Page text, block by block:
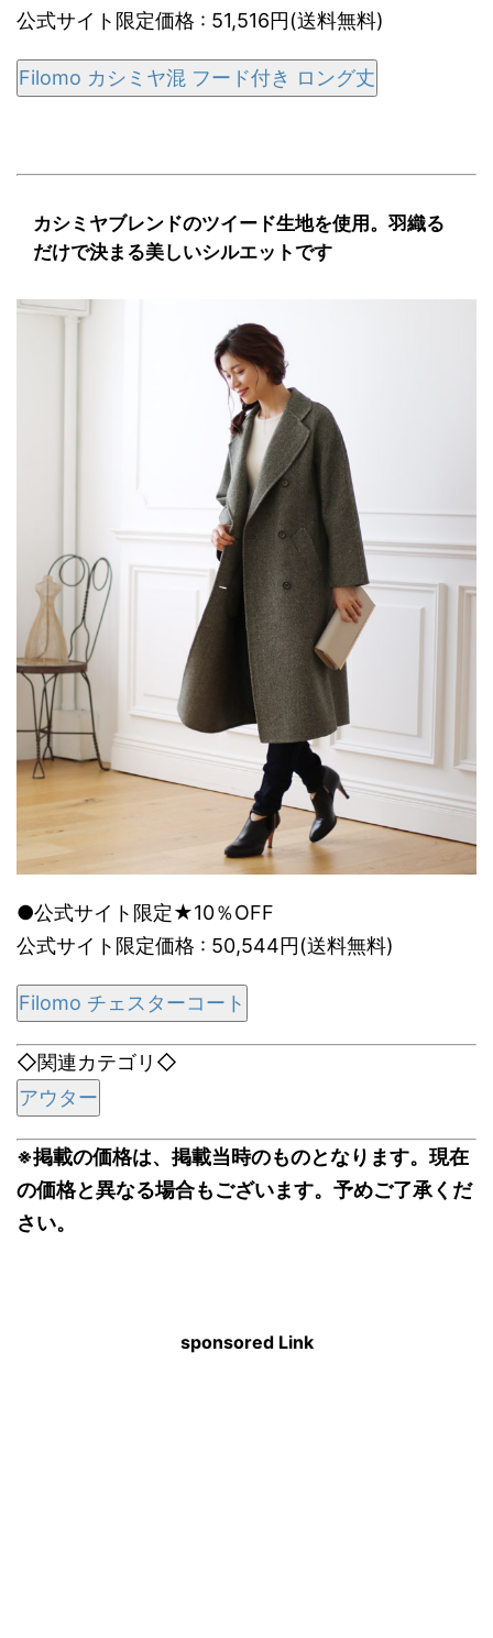
公式サイト限定価格 : 51,516円(送料無料)
Filomo カシミヤ混 フード付き ロング丈
カシミヤブレンドのツイード生地を使用。羽織る
だけで決まる美しいシルエットです
●公式サイト限定★10％OFF
公式サイト限定価格 : 50,544円(送料無料)
Filomo チェスターコート
◇関連カテゴリ◇
アウター
※掲載の価格は、掲載当時のものとなります。現在
の価格と異なる場合もございます。予めご了承くだ
さい。
sponsored Link